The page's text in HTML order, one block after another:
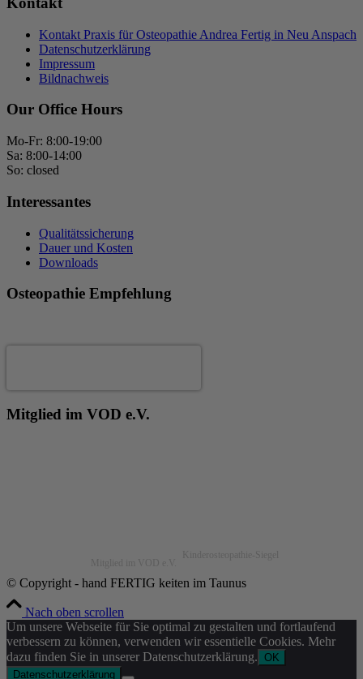
Kontakt Praxis für Osteopathie Andrea Fertig in Neu Anspach
Datenschutzerklärung
Impressum
Bildnachweis
Our Office Hours
Mo-Fr: 8:00-19:00
Sa: 8:00-14:00
So: closed
Interessantes
Qualitätssicherung
Dauer und Kosten
Downloads
Osteopathie Empfehlung
Mitglied im VOD e.V.
© Copyright - hand FERTIG keiten im Taunus
Nach oben scrollen
Um unsere Webseite für Sie optimal zu gestalten und fortlaufend
verbessern zu können, verwenden wir essentielle Cookies. Mehr
dazu finden Sie in unserer Datenschutzerklärung. OK
Datenschutzerklärung